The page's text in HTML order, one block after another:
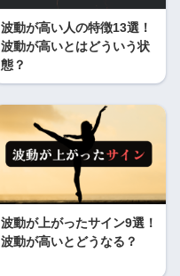
波動が高い人の特徴13選！
波動が高いとはどういう状
態？
波動が上がったサイン9選！
波動が高いとどうなる？